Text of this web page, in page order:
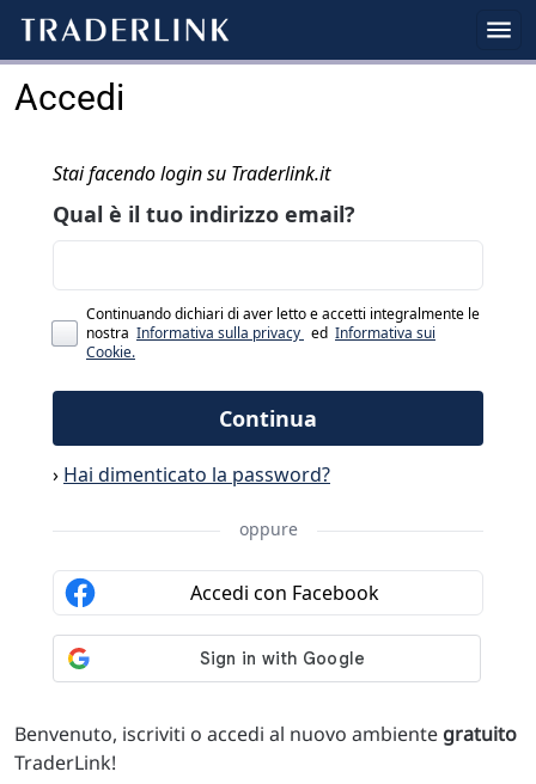
Accedi
Benvenuto, iscriviti o accedi al nuovo ambiente gratuito
TraderLink!